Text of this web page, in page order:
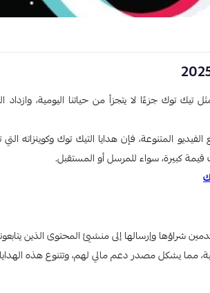
توك جزءًا لا يتجزأ من حياتنا اليومية، وازداد
المتنوعة، فإن هدايا التيك توك وكوينزاته
قيمة كبيرة، سواء للمرسل أو المستقبل.
شراؤها وإرسالها إلى منشئي المحتوى الذين
مما يشكل مصدر دعم مالي لهم، وتتنوع هذه